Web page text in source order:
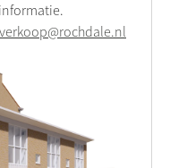
verkoop@rochdale.nl